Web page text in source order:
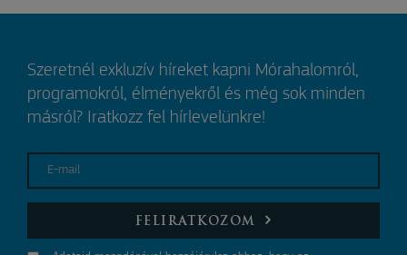
Szeretnél exkluzív híreket kapni Mórahalomról,
programokról, élményekről és még sok minden
másról? Iratkozz fel hírlevelünkre!
E-mail
FELIRATKOZOM